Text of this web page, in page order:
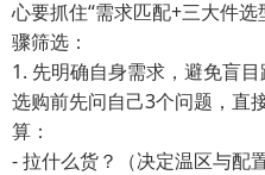
心要抓住“需求匹配+三大件
骤筛选：
1. 先明确自身需求，避免盲
选购前先问自己3个问题，直
算：
- 拉什么货？（决定温区与